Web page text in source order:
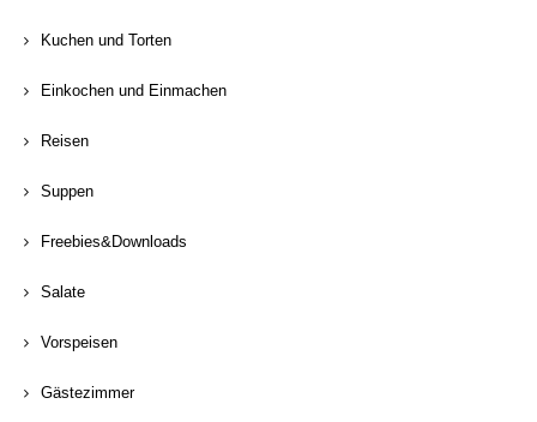
Kuchen und Torten
Einkochen und Einmachen
Reisen
Suppen
Freebies&Downloads
Salate
Vorspeisen
Gästezimmer